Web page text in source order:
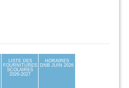
LISTE DES
FOURNITURES
SCOLAIRES
2026-2027
HORAIRES
DNB JUIN 2026